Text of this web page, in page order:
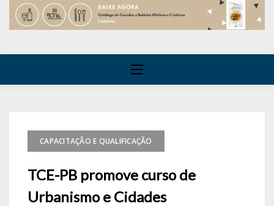
CAPACITAÇÃO E QUALIFICAÇÃO
TCE-PB promove curso de
Urbanismo e Cidades